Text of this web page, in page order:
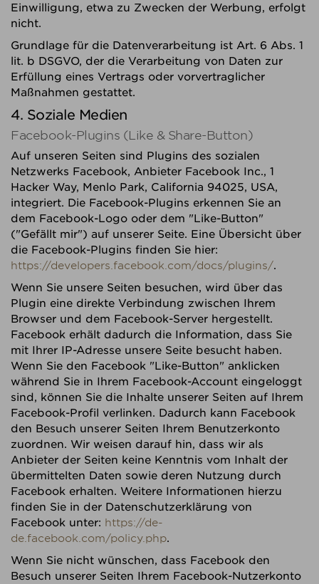
Einwilligung, etwa zu Zwecken der Werbung, erfolgt
nicht.
Grundlage für die Datenverarbeitung ist Art. 6 Abs. 1
lit. b DSGVO, der die Verarbeitung von Daten zur
Erfüllung eines Vertrags oder vorvertraglicher
Maßnahmen gestattet.
4. Soziale Medien
Facebook-Plugins (Like & Share-Button)
Auf unseren Seiten sind Plugins des sozialen
Netzwerks Facebook, Anbieter Facebook Inc., 1
Hacker Way, Menlo Park, California 94025, USA,
integriert. Die Facebook-Plugins erkennen Sie an
dem Facebook-Logo oder dem "Like-Button"
("Gefällt mir") auf unserer Seite. Eine Übersicht über
die Facebook-Plugins finden Sie hier:
https://developers.facebook.com/docs/plugins/.
Wenn Sie unsere Seiten besuchen, wird über das
Plugin eine direkte Verbindung zwischen Ihrem
Browser und dem Facebook-Server hergestellt.
Facebook erhält dadurch die Information, dass Sie
mit Ihrer IP-Adresse unsere Seite besucht haben.
Wenn Sie den Facebook "Like-Button" anklicken
während Sie in Ihrem Facebook-Account eingeloggt
sind, können Sie die Inhalte unserer Seiten auf Ihrem
Facebook-Profil verlinken. Dadurch kann Facebook
den Besuch unserer Seiten Ihrem Benutzerkonto
zuordnen. Wir weisen darauf hin, dass wir als
Anbieter der Seiten keine Kenntnis vom Inhalt der
übermittelten Daten sowie deren Nutzung durch
Facebook erhalten. Weitere Informationen hierzu
finden Sie in der Datenschutzerklärung von
Facebook unter: https://de-
de.facebook.com/policy.php.
Wenn Sie nicht wünschen, dass Facebook den
Besuch unserer Seiten Ihrem Facebook-Nutzerkonto